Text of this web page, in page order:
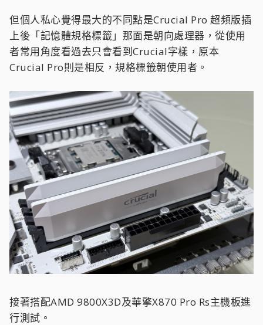
但個人私心覺得最大的不同點是Crucial Pro 超頻版插
上後「記憶體規格標籤」那面是朝向處理器，從使用
者常用角度看過去只會看到Crucial字樣，原本
Crucial Pro則是相反，規格標籤朝使用者。
接著搭配AMD 9800X3D及華擎X870 Pro Rs主機板進
行測試。